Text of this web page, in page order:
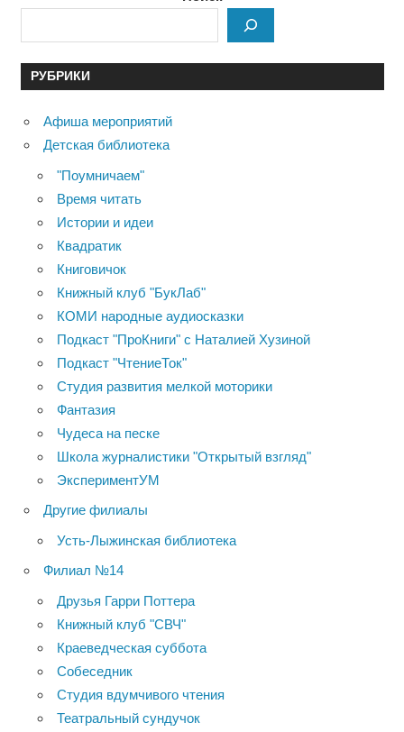
РУБРИКИ
Афиша мероприятий
Детская библиотека
"Поумничаем"
Время читать
Истории и идеи
Квадратик
Книговичок
Книжный клуб "БукЛаб"
КОМИ народные аудиосказки
Подкаст "ПроКниги" с Наталией Хузиной
Подкаст "ЧтениеТок"
Студия развития мелкой моторики
Фантазия
Чудеса на песке
Школа журналистики "Открытый взгляд"
ЭкспериментУМ
Другие филиалы
Усть-Лыжинская библиотека
Филиал №14
Друзья Гарри Поттера
Книжный клуб "СВЧ"
Краеведческая суббота
Собеседник
Студия вдумчивого чтения
Театральный сундучок